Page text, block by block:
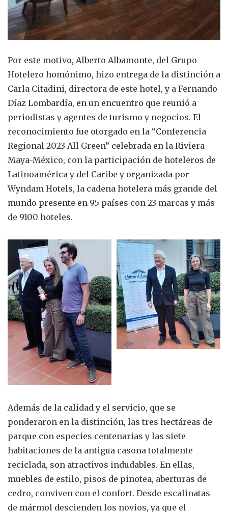
Por este motivo, Alberto Albamonte, del Grupo
Hotelero homónimo, hizo entrega de la distinción a
Carla Citadini, directora de este hotel, y a Fernando
Díaz Lombardía, en un encuentro que reunió a
periodistas y agentes de turismo y negocios. El
reconocimiento fue otorgado en la “Conferencia
Regional 2023 All Green” celebrada en la Riviera
Maya-México, con la participación de hoteleros de
Latinoamérica y del Caribe y organizada por
Wyndam Hotels, la cadena hotelera más grande del
mundo presente en 95 países con 23 marcas y más
de 9100 hoteles.
Además de la calidad y el servicio, que se
ponderaron en la distinción, las tres hectáreas de
parque con especies centenarias y las siete
habitaciones de la antigua casona totalmente
reciclada, son atractivos indudables. En ellas,
muebles de estilo, pisos de pinotea, aberturas de
cedro, conviven con el confort. Desde escalinatas
de mármol descienden los novios, ya que el